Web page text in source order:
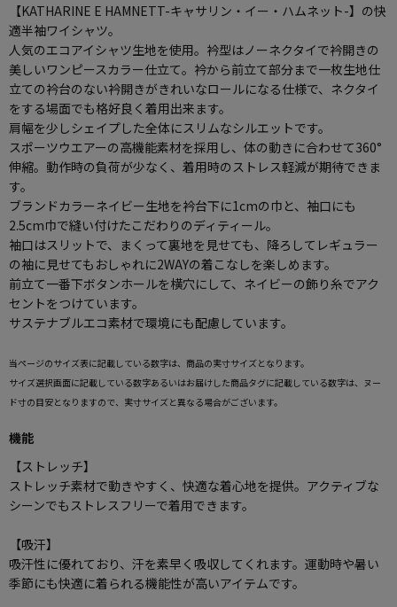
【KATHARINE E HAMNETT-キャサリン・イー・ハムネット-】の快
適半袖ワイシャツ。
人気のエコアイシャツ生地を使用。衿型はノーネクタイで衿開きの
美しいワンピースカラー仕立て。衿から前立て部分まで一枚生地仕
立ての衿台のない衿開きがきれいなロールになる仕様で、ネクタイ
をする場面でも格好良く着用出来ます。
肩幅を少しシェイプした全体にスリムなシルエットです。
スポーツウエアーの高機能素材を採用し、体の動きに合わせて360°
伸縮。動作時の負荷が少なく、着用時のストレス軽減が期待できま
す。
ブランドカラーネイビー生地を衿台下に1cmの巾と、袖口にも
2.5cm巾で縫い付けたこだわりのディティール。
袖口はスリットで、まくって裏地を見せても、降ろしてレギュラー
の袖に見せてもおしゃれに2WAYの着こなしを楽しめます。
前立て一番下ボタンホールを横穴にして、ネイビーの飾り糸でアク
セントをつけています。
サステナブルエコ素材で環境にも配慮しています。
当ページのサイズ表に記載している数字は、商品の実寸サイズとなります。
サイズ選択画面に記載している数字あるいはお届けした商品タグに記載している数字は、ヌー
ド寸の目安となりますので、実寸サイズと異なる場合がございます。
機能
【ストレッチ】
ストレッチ素材で動きやすく、快適な着心地を提供。アクティブな
シーンでもストレスフリーで着用できます。
【吸汗】
吸汗性に優れており、汗を素早く吸収してくれます。運動時や暑い
季節にも快適に着られる機能性が高いアイテムです。